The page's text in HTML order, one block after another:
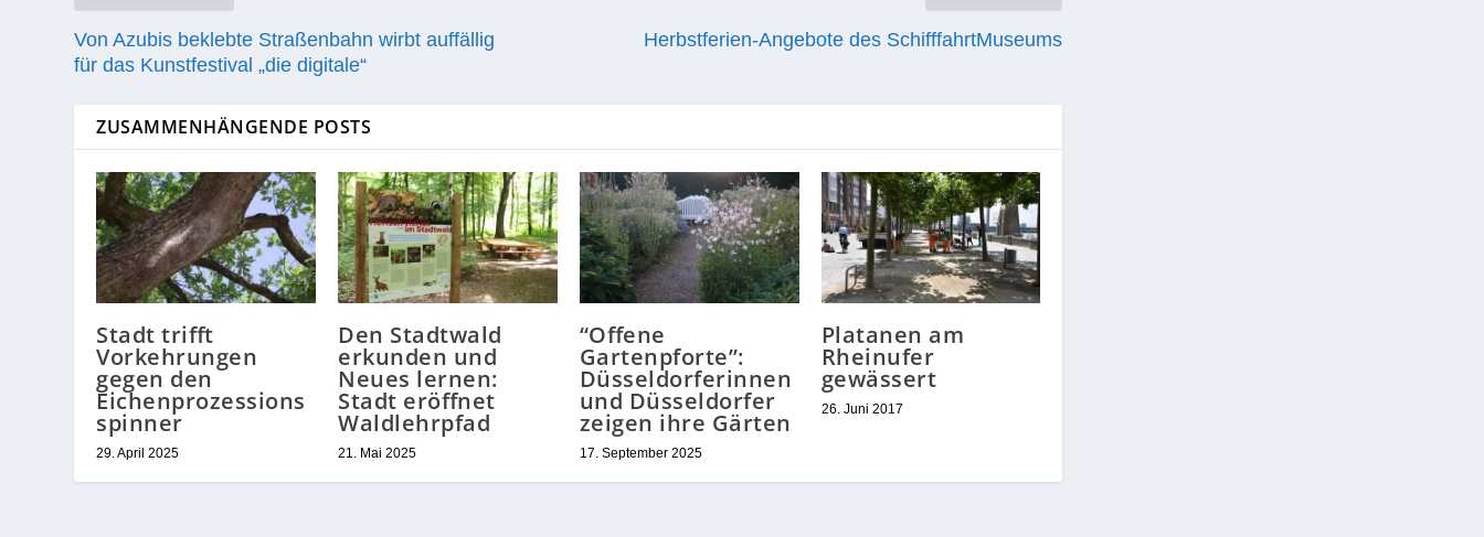
Von Azubis beklebte Straßenbahn wirbt auffällig
für das Kunstfestival „die digitale“
Herbstferien-Angebote des SchifffahrtMuseums
ZUSAMMENHÄNGENDE POSTS
Stadt trifft
Vorkehrungen
gegen den
Eichenprozessions
spinner
29. April 2025
Den Stadtwald
erkunden und
Neues lernen:
Stadt eröffnet
Waldlehrpfad
21. Mai 2025
“Offene
Gartenpforte”:
Düsseldorferinnen
und Düsseldorfer
zeigen ihre Gärten
17. September 2025
Platanen am
Rheinufer
gewässert
26. Juni 2017